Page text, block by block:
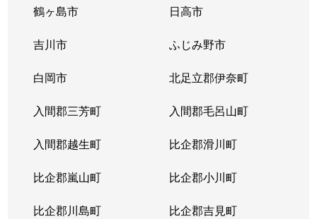
鶴ヶ島市 日高市
吉川市 ふじみ野市
白岡市 北足立郡伊奈町
入間郡三芳町 入間郡毛呂山町
入間郡越生町 比企郡滑川町
比企郡嵐山町 比企郡小川町
比企郡川島町 比企郡吉見町